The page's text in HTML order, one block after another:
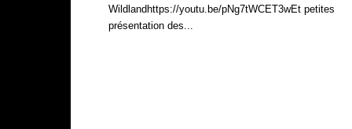
Wildlandhttps://youtu.be/pNg7tWCET3wEt petites
présentation des...